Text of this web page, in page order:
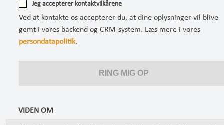
VIDEN OM
Jeg accepterer kontaktvilkårene
Ved at kontakte os accepterer du, at dine oplysninger vil blive
gemt i vores backend og CRM-system. Læs mere i vores
persondatapolitik.